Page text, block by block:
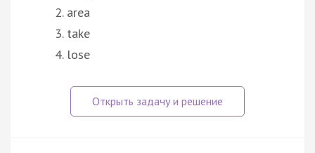
area
take
lose